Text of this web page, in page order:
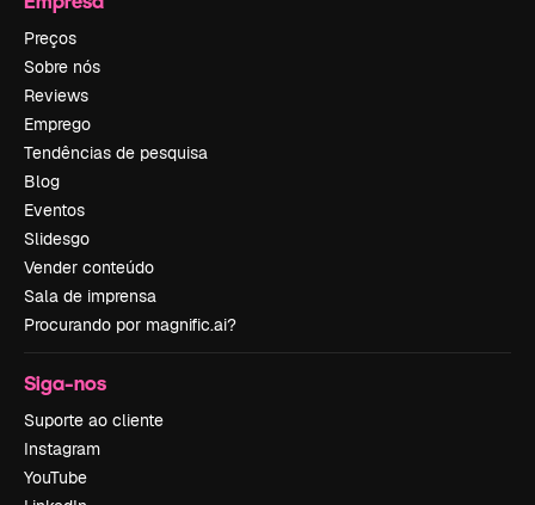
Preços
Sobre nós
Reviews
Emprego
Tendências de pesquisa
Blog
Eventos
Slidesgo
Vender conteúdo
Sala de imprensa
Procurando por magnific.ai?
Siga-nos
Suporte ao cliente
Instagram
YouTube